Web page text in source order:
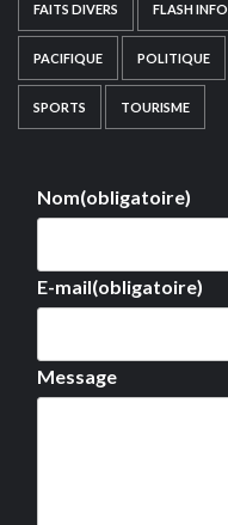
FAITS DIVERS FLASH INFO
PACIFIQUE POLITIQUE
SPORTS TOURISME
Nom(obligatoire)
E-mail(obligatoire)
Message